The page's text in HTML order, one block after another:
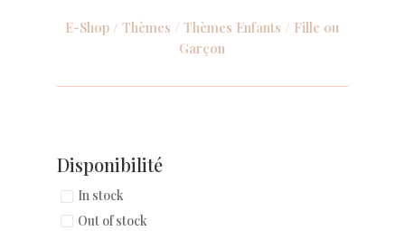
E-Shop /Thèmes /Thèmes Enfants / Fille ou
Garçon
Disponibilité
In stock
Out of stock